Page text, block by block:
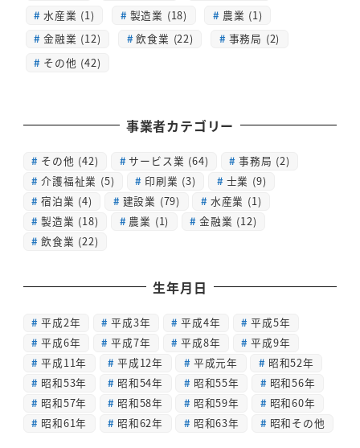
水産業 (1)
製造業 (18)
農業 (1)
金融業 (12)
飲食業 (22)
事務局 (2)
その他 (42)
事業者カテゴリー
その他 (42) サービス業 (64) 事務局 (2)
介護福祉業 (5) 印刷業 (3) 士業 (9)
宿泊業 (4) 建設業 (79) 水産業 (1)
製造業 (18) 農業 (1) 金融業 (12)
飲食業 (22)
生年月日
平成2年 平成3年 平成4年
平成5年
平成6年
平成7年 平成8年
平成9年
平成11年
平成12年 平成元年
昭和52年
昭和53年
昭和54年 昭和55年
昭和56年
昭和57年
昭和58年 昭和59年
昭和60年
昭和61年
昭和62年 昭和63年 昭和その他